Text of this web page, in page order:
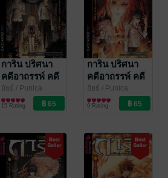
การิน ปริศนา
คดีอาถรรพ์ คดี
8 ผู้ตามล่าวิถี
มรณะ บทแรก
อัยย์ / Punica
Comic
การ์ตูนทั่วไป
15 Rating
การิน ปริศนา
คดีอาถรรพ์ คดี
7 บายศรีสังหาร
บทจบ
อัยย์ / Punica
Comic
การ์ตูนทั่วไป
9 Rating